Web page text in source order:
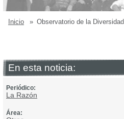
Inicio » Observatorio de la Diversidad
En esta noticia:
Periódico:
La Razón
Área: